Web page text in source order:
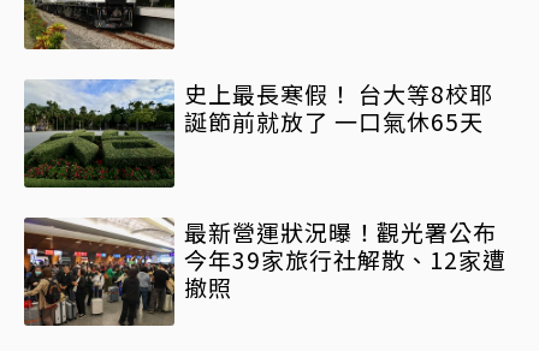
史上最長寒假！ 台大等8校耶
誕節前就放了 一口氣休65天
最新營運狀況曝！觀光署公布
今年39家旅行社解散、12家遭
撤照